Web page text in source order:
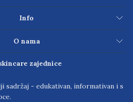
Info
O nama
zajednice
sadržaj - edukativan, informativan i s